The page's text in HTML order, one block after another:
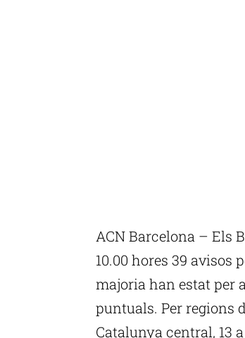
ACN Barcelona – Els
10.00 hores 39 avisos
majoria han estat per
puntuals. Per regions
Catalunya central, 13